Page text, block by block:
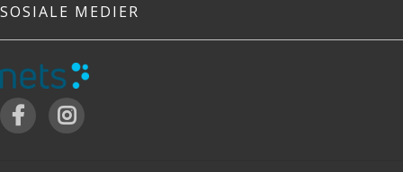
SOSIALE MEDIER